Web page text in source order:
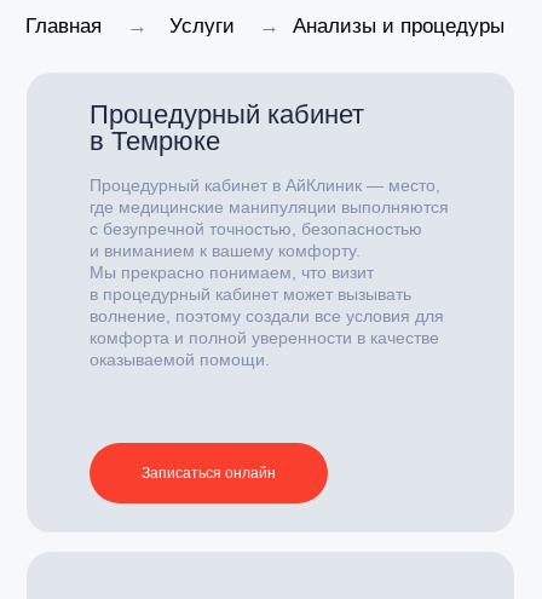
Процедурный кабинет в АйКлиник — место,
где медицинские манипуляции выполняются
с безупречной точностью, безопасностью
и вниманием к вашему комфорту.
Мы прекрасно понимаем, что визит
в процедурный кабинет может вызывать
волнение, поэтому создали все условия для
комфорта и полной уверенности в качестве
оказываемой помощи.
Процедурный кабинет
в Темрюке
Записаться онлайн